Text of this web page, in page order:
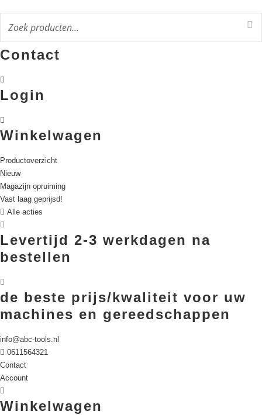
inhoud
Contact
Login
Winkelwagen
Productoverzicht
Nieuw
Magazijn opruiming
Vast laag geprijsd!
Alle acties
Levertijd 2-3 werkdagen na
bestellen
de beste prijs/kwaliteit voor uw
machines en gereedschappen
info@abc-tools.nl
0611564321
Contact
Account
Winkelwagen